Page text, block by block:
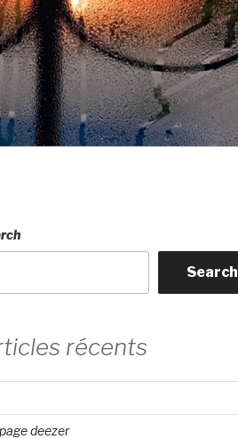
Search
récents
deezer